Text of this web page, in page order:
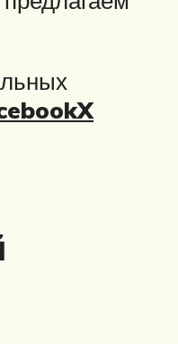
X